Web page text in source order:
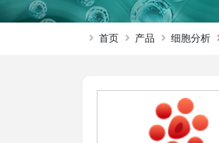
首页 产品 细胞分析